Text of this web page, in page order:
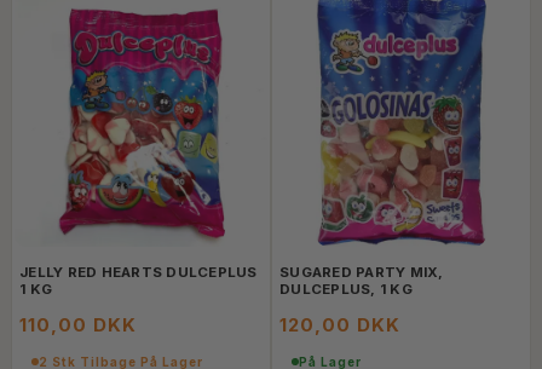
JELLY RED HEARTS DULCEPLUS
1 KG
110,00 DKK
2 Stk Tilbage På Lager
SUGARED PARTY MIX,
DULCEPLUS, 1 KG
120,00 DKK
På Lager